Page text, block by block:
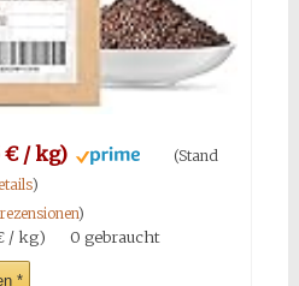
€ / kg)
(Stand
)
)
/ kg) 0 gebraucht
*